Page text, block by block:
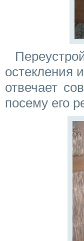
остекления
отвечает
посему его